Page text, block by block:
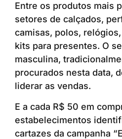
Entre os produtos mais
setores de calçados,
camisas, polos,
kits para presentes. O
masculina,
procurados nesta data,
liderar as vendas.
E a cada R$ 50 em
estabelecimentos
cartazes da campanha